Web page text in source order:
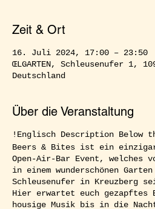
Zeit & Ort
16. Juli 2024, 17:00 – 23:50
ŒLGARTEN, Schleusenufer 1,
Deutschland
Über die Veranstaltung
!Englisch Description Below
Beers & Bites ist ein
Open-Air-Bar Event, welches
in einem wunderschönen
Schleusenufer in Kreuzberg
Hier erwartet euch gezapftes
housige Musik bis in die